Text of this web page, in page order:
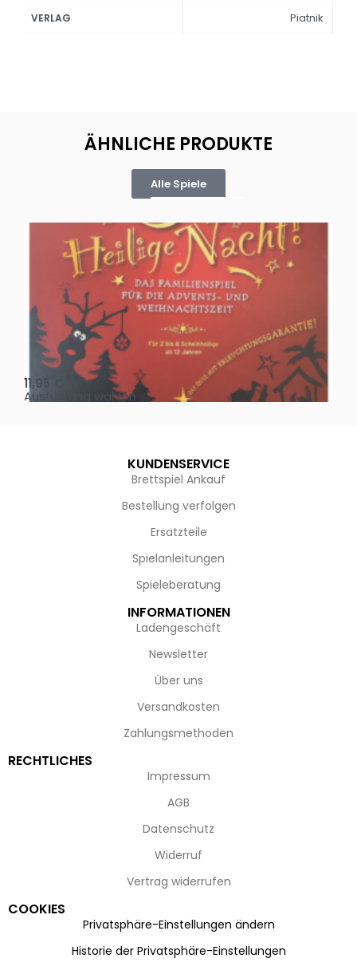
VERLAG Piatnik
ÄHNLICHE PRODUKTE
Alle Spiele
Oh, heilige Nacht!
11,95
Ausführung wählen
KUNDENSERVICE
Brettspiel Ankauf
Bestellung verfolgen
Ersatzteile
Spielanleitungen
Spieleberatung
INFORMATIONEN
Ladengeschäft
Newsletter
Über uns
Versandkosten
Zahlungsmethoden
RECHTLICHES
Impressum
AGB
Datenschutz
Widerruf
Vertrag widerrufen
COOKIES
Privatsphäre-Einstellungen ändern
Historie der Privatsphäre-Einstellungen